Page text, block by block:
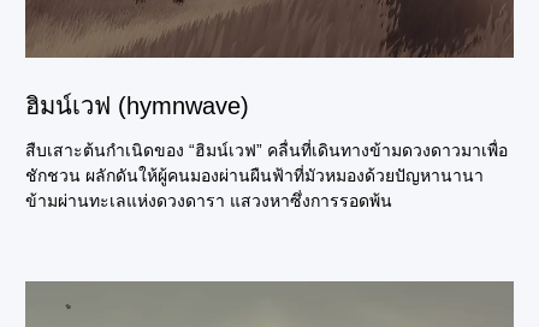
ฮิมน์เวฟ (hymnwave)
สืบเสาะต้นกำเนิดของ “ฮิมน์เวฟ” คลื่นที่เดินทางข้ามดวงดาวมาเพื่อ
ชักชวน ผลักดันให้ผู้คนมองผ่านผืนฟ้าที่มัวหมองด้วยปัญหานานา
ข้ามผ่านทะเลแห่งดวงดารา แสวงหาซึ่งการรอดพ้น